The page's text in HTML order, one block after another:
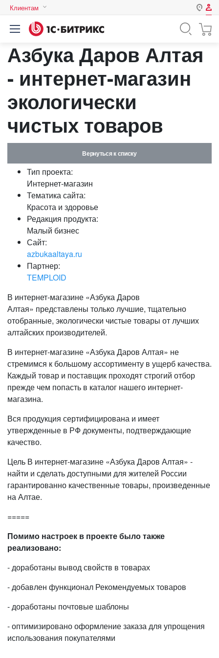
Клиентам
Казахстан
Авторизация
Нет аккаунта? Зарегистрироваться
Логин
Пароль
компьютере
Забыли свой пароль?
или войдите с помощью
Азбука Даров Алтая
- интернет-магазин
экологически
чистых товаров
Вернуться к списку
Тип проекта:
Интернет-магазин
Тематика сайта:
Красота и здоровье
Редакция продукта:
Малый бизнес
Сайт:
azbukaaltaya.ru
Партнер:
TEMPLOID
В интернет-магазине «Азбука Даров
Алтая» представлены только лучшие, тщательно
отобранные, экологически чистые товары от лучших
алтайских производителей.
В интернет-магазине «Азбука Даров Алтая» не
стремимся к большому ассортименту в ущерб качества.
Каждый товар и поставщик проходят строгий отбор
прежде чем попасть в каталог нашего интернет-
магазина.
Вся продукция сертифицирована и имеет
утвержденные в РФ документы, подтверждающие
качество.
Цель В интернет-магазине «Азбука Даров Алтая» -
найти и сделать доступными для жителей России
гарантированно качественные товары, произведенные
на Алтае.
=====
Помимо настроек в проекте было также
реализовано:
- доработаны вывод свойств в товарах
- добавлен функционал Рекомендуемых товаров
- доработаны почтовые шаблоны
- оптимизировано оформление заказа для упрощения
использования покупателями